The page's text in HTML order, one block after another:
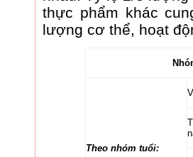
thực phẩm khác
lượng cơ thể, hoạt
Theo nhóm tuổi: